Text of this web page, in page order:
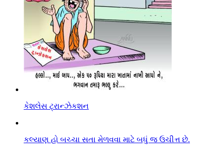
કેશલેસ ટ્રાન્ઝેકશન
કલ્યાણ હો બચ્ચા સતા મેળવવા માટે બધું જ ઉચીત્ત છે.